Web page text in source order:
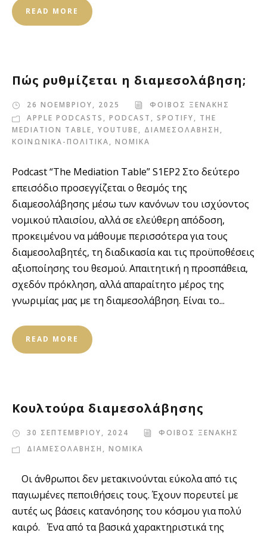
READ MORE
Πώς ρυθμίζεται η διαμεσολάβηση;
26 ΝΟΕΜΒΡΙΟΥ, 2025
ΦΟΙΒΟΣ ΞΕΝΑΚΗΣ
APPLE PODCASTS , PODCAST , SPOTIFY, THE
MEDIATION TABLE, YOUTUBE, ΔΙΑΜΕΣΟΛΑΒΗΣΗ ,
ΚΟΙΝΩΝΙΚΑ-ΠΟΛΙΤΙΚΑ, ΝΟΜΙΚΑ
Podcast “The Mediation Table” S1EP2 Στο δεύτερο
επεισόδιο προσεγγίζεται ο θεσμός της
διαμεσολάβησης μέσω των κανόνων του ισχύοντος
νομικού πλαισίου, αλλά σε ελεύθερη απόδοση,
προκειμένου να μάθουμε περισσότερα για τους
διαμεσολαβητές, τη διαδικασία και τις προϋποθέσεις
αξιοποίησης του θεσμού. Απαιτητική η προσπάθεια,
σχεδόν πρόκληση, αλλά απαραίτητο μέρος της
γνωριμίας μας με τη διαμεσολάβηση. Είναι το...
READ MORE
Κουλτούρα διαμεσολάβησης
30 ΣΕΠΤΕΜΒΡΙΟΥ, 2024
ΦΟΙΒΟΣ ΞΕΝΑΚΗΣ
ΔΙΑΜΕΣΟΛΑΒΗΣΗ , ΝΟΜΙΚΑ
Οι άνθρωποι δεν μετακινούνται εύκολα από τις
παγιωμένες πεποιθήσεις τους. Έχουν πορευτεί με
αυτές ως βάσεις κατανόησης του κόσμου για πολύ
καιρό. Ένα από τα βασικά χαρακτηριστικά της